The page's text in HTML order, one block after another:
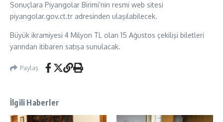
Sonuçlara Piyangolar Birimi’nin resmi web sitesi
piyangolar.gov.ct.tr adresinden ulaşılabilecek.
Büyük ikramiyesi 4 Milyon TL olan 15 Ağustos çekilişi biletleri
yarından itibaren satışa sunulacak.
Paylaş
İlgili Haberler